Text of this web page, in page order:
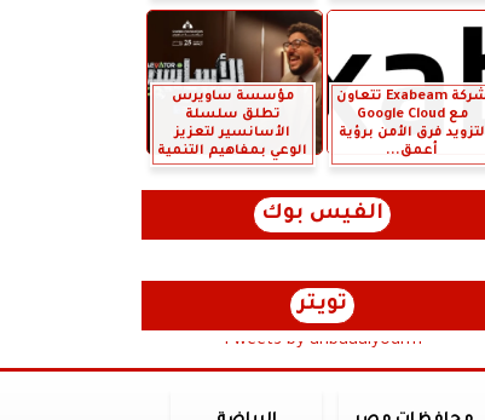
شركة Exabeam تتعاون
مع Google Cloud
لتزويد فرق الأمن برؤية
أعمق...
مؤسسة ساويرس
تطلق سلسلة
الأسانسير لتعزيز
الوعي بمفاهيم التنمية
الفيس بوك
تويتر
Tweets by anbaaalyoum1